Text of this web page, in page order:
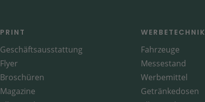
PRINT
Geschäftsausstattung
Flyer
Broschüren
Magazine
WERBETECHNIK
Fahrzeuge
Messestand
Werbemittel
Getränkedosen